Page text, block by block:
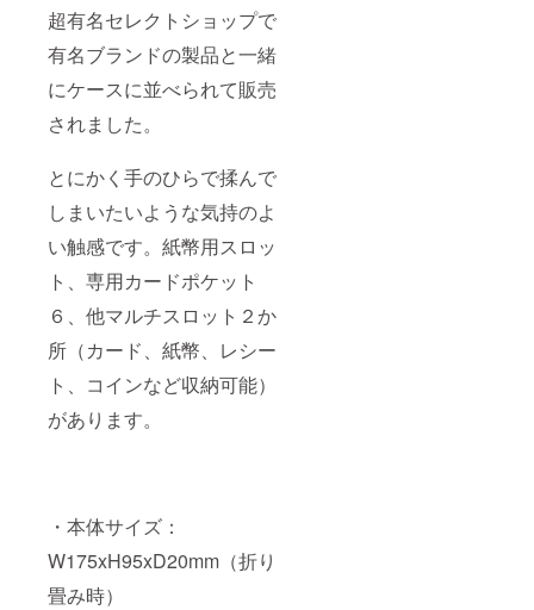
超有名セレクトショップで
有名ブランドの製品と一緒
にケースに並べられて販売
されました。
とにかく手のひらで揉んで
しまいたいような気持のよ
い触感です。紙幣用スロッ
ト、専用カードポケット
６、他マルチスロット２か
所（カード、紙幣、レシー
ト、コインなど収納可能）
があります。
・本体サイズ：
W175xH95xD20mm（折り
畳み時）